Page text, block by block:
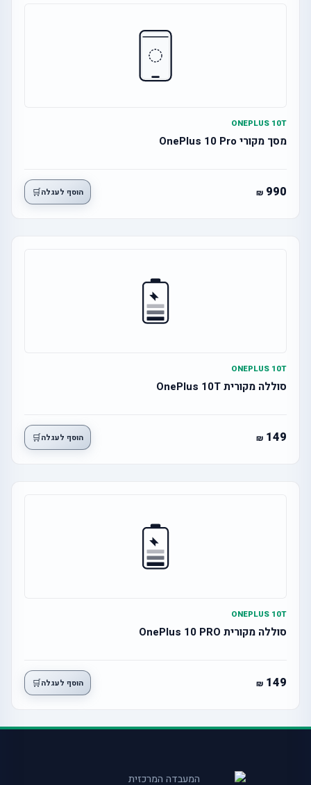
ONEPLUS 10T
מסך מקורי OnePlus 10 Pro
990 הוסף לעגלה🛒
ONEPLUS 10T
סוללה מקורית OnePlus 10T
149 הוסף לעגלה🛒
ONEPLUS 10T
סוללה מקורית OnePlus 10 PRO
149 הוסף לעגלה🛒